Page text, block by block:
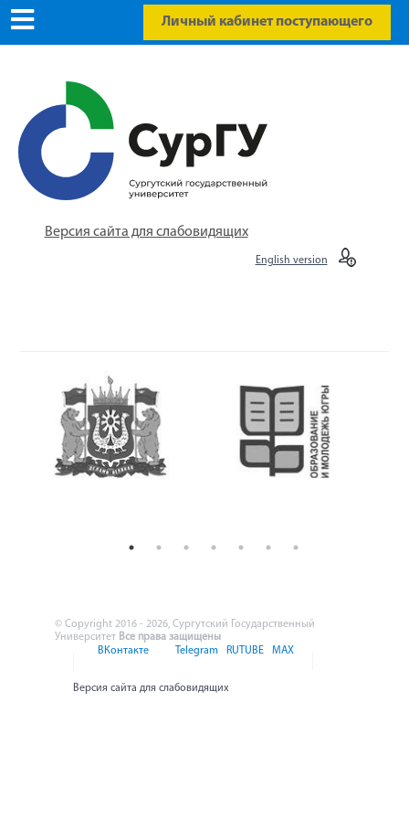
Личный кабинет поступающего
Версия сайта для слабовидящих
English version
© Copyright 2016 - 2026, Сургутский Государственный
Университет Все права защищены
ВКонтакте
Telegram RUTUBE MAX
Версия сайта для слабовидящих